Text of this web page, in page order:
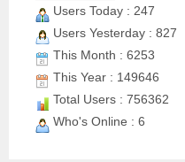
Users Today : 247
Users Yesterday : 827
This Month : 6253
This Year : 149646
Total Users : 756362
Who's Online : 6